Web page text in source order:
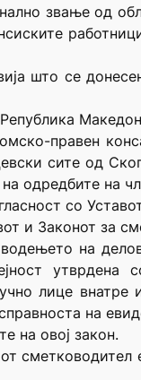
звање од
што се
правен
сите од
одредбите на
со
и Законот за
на
утврдена
лице внатре
на
на овој закон.